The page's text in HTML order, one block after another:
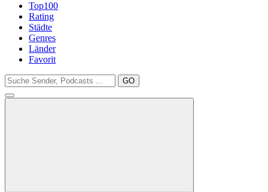
Top100
Rating
Städte
Genres
Länder
Favorit
GO